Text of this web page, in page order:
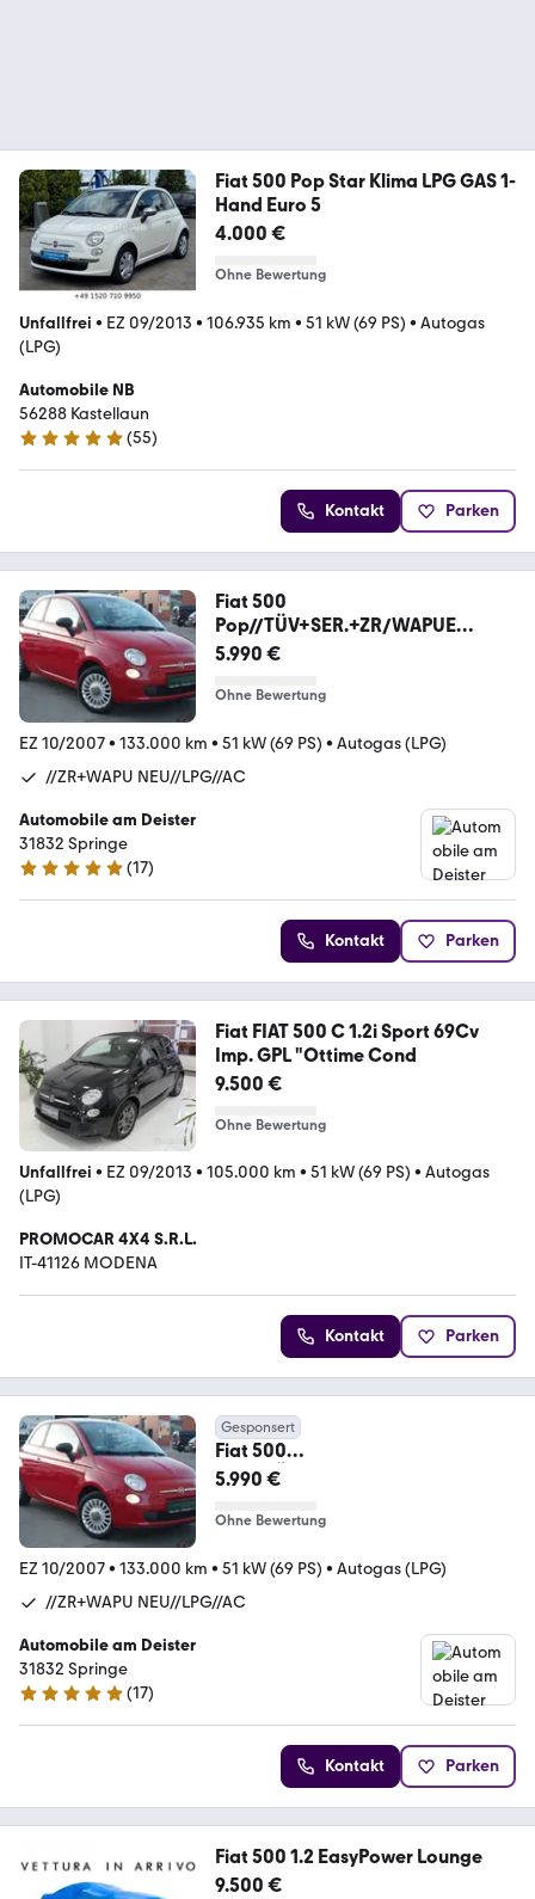
Fiat 500 Pop Star Klima LPG GAS 1-
Hand Euro 5
4.000 €
Ohne Bewertung
Unfallfrei • EZ 09/2013 • 106.935 km • 51 kW (69 PS) • Autogas
(LPG)
Automobile NB
56288 Kastellaun
4.8 Sterne
(55)
Kontakt Parken
Fiat 500
Pop//TÜV+SER.+ZR/WAPUE
NEU//KLIMA//LPG//
5.990 €
Ohne Bewertung
EZ 10/2007• 133.000 km • 51 kW (69 PS) • Autogas (LPG)
//ZR+WAPU NEU//LPG//AC
Automobile am Deister
31832 Springe
4.9 Sterne
(17)
Kontakt Parken
Fiat FIAT 500 C 1.2i Sport 69Cv
Imp. GPL "Ottime Cond
9.500 €
Ohne Bewertung
Unfallfrei • EZ 09/2013 • 105.000 km • 51 kW (69 PS) • Autogas
(LPG)
PROMOCAR 4X4 S.R.L.
IT-41126 MODENA
Kontakt Parken
Gesponsert
Fiat 500
Pop//TÜV+SER.+ZR/WAPUE
5.990 €
Ohne Bewertung
EZ 10/2007• 133.000 km • 51 kW (69 PS) • Autogas (LPG)
//ZR+WAPU NEU//LPG//AC
Automobile am Deister
31832 Springe
4.9 Sterne
(17)
Kontakt Parken
Fiat 500 1.2 EasyPower Lounge
9.500 €